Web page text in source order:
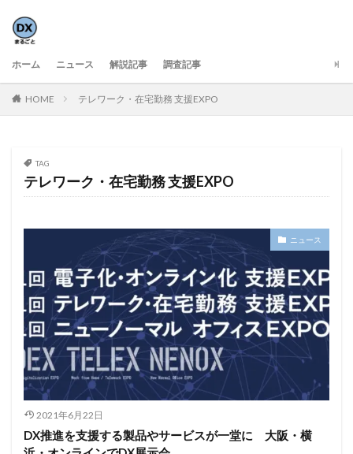
ホーム ニュース 解説記事 調査記事
HOME テレワーク・在宅勤務 支援EXPO
TAG
テレワーク・在宅勤務 支援EXPO
ニュース
2021年6月22日
DX推進を支援する製品やサービスが一堂に 大阪・横